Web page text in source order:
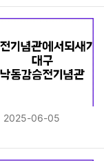
2025-06-05